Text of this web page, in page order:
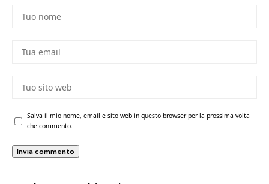
Salva il mio nome, email e sito web in questo browser per la prossima volta
che commento.